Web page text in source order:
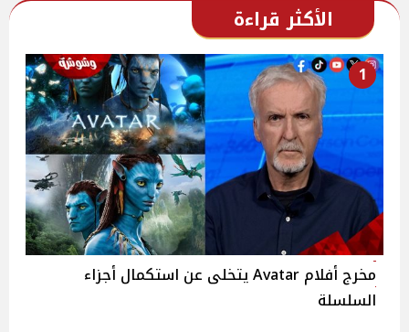
الأكثر قراءة
1
مخرج أفلام Avatar يتخلى عن استكمال أجزاء
السلسلة